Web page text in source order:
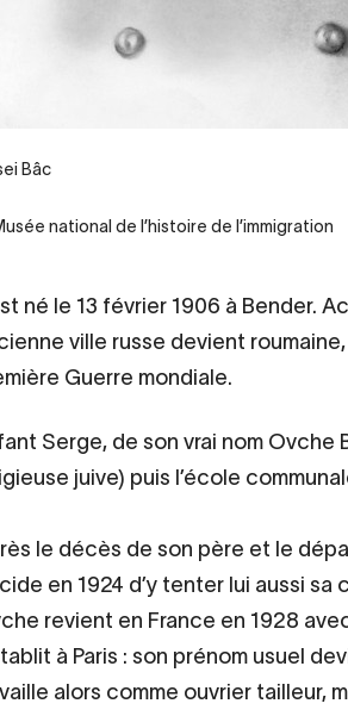
Bâc
national de l’histoire de l’immigration
né le 13 février 1906 à Bender.
ville russe devient
Guerre mondiale.
Serge, de son vrai nom Ovche
juive) puis l’école
le décès de son père et le
en 1924 d’y tenter lui aussi
revient en France en 1928
à Paris : son prénom usuel
alors comme ouvrier tailleur,